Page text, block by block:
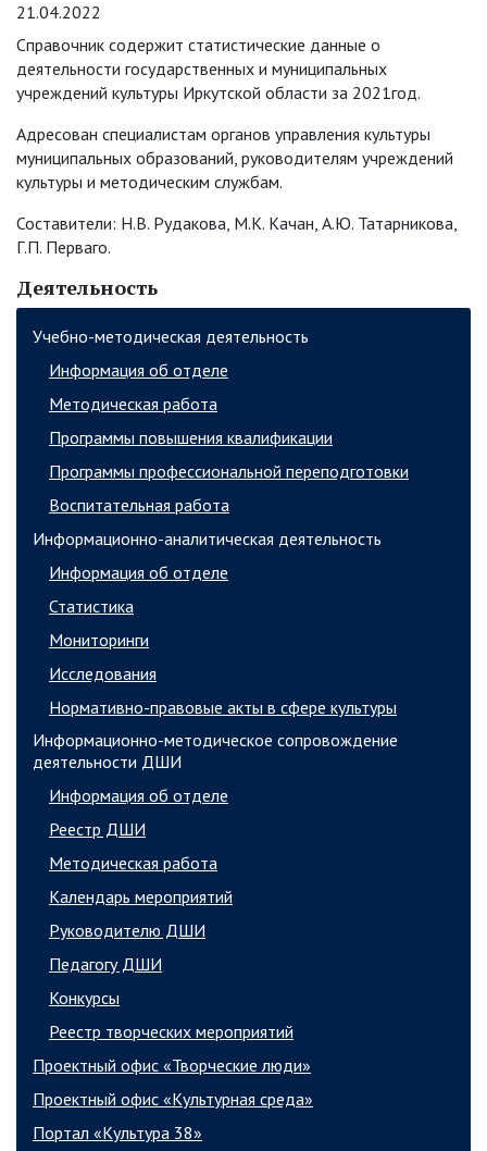
Деятельность
Учебно-методическая деятельность
Информация об отделе
Методическая работа
Программы повышения квалификации
Программы профессиональной переподготовки
Воспитательная работа
Информационно-аналитическая деятельность
Информация об отделе
Статистика
Мониторинги
Исследования
Нормативно-правовые акты в сфере культуры
Информационно-методическое сопровождение
деятельности ДШИ
Информация об отделе
Реестр ДШИ
Методическая работа
Календарь мероприятий
Руководителю ДШИ
Педагогу ДШИ
Конкурсы
Реестр творческих мероприятий
Проектный офис «Творческие люди»
Проектный офис «Культурная среда»
Портал «Культура 38»
21.04.2022
Справочник содержит статистические данные о
деятельности государственных и муниципальных
учреждений культуры Иркутской области за 2021год.
Адресован специалистам органов управления культуры
муниципальных образований, руководителям учреждений
культуры и методическим службам.
Составители: Н.В. Рудакова, М.К. Качан, А.Ю. Татарникова,
Г.П. Перваго.